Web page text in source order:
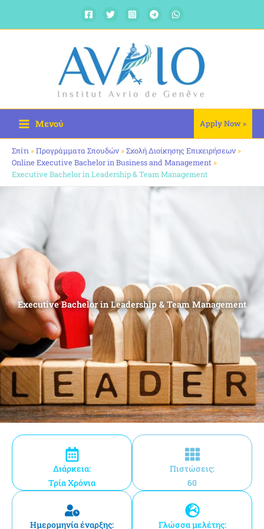
Μενού Apply Now »
Σπίτι »Προγράμματα Σπουδών»Σχολή Διοίκησης Επιχειρήσεων»
Online Executive Bachelor in Business and Management »
Executive Bachelor in Leadership & Team Management
Executive Bachelor in Leadership & Team Management
Διάρκεια:
Τρία Χρόνια
Πιστώσεις:
60
Ημερομηνία έναρξης:
Γλώσσα μελέτης: